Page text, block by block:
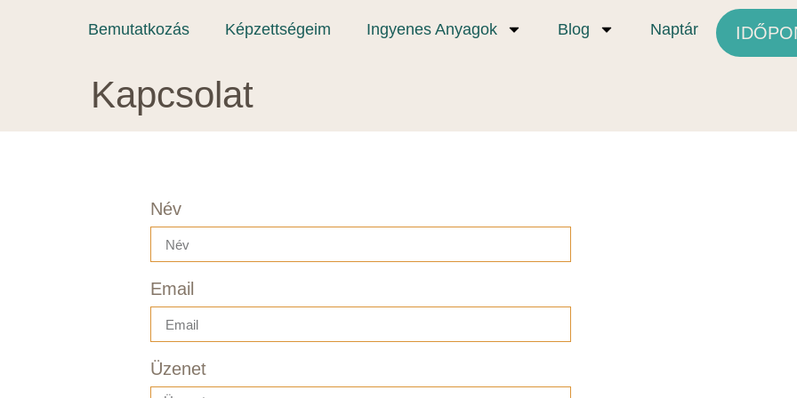
Bemutatkozás Képzettségeim Ingyenes Anyagok Blog Naptár
Kapcsolat
Név
Email
Üzenet